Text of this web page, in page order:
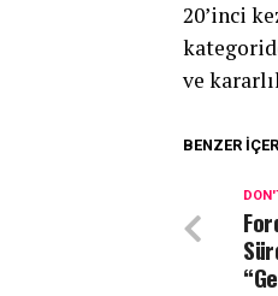
20’inci
ve
BENZER